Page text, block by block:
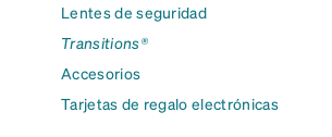
Lentes de seguridad
Transitions®
Accesorios
Tarjetas de regalo electrónicas